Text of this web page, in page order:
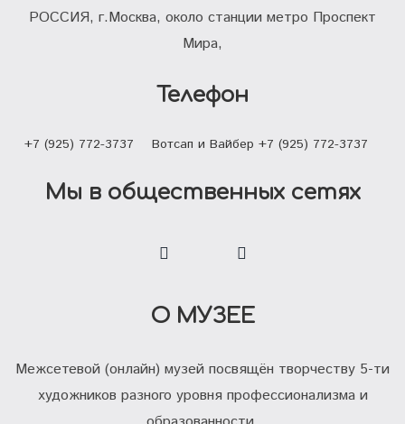
О МУЗЕЕ
Межсетевой (онлайн) музей посвящён творчеству 5-ти
художников разного уровня профессионализма и
РОССИЯ, г.Москва, около станции метро Проспект
Мира,
Телефон
+7 (925) 772-3737 Вотсап и Вайбер +7 (925) 772-3737
Мы в общественных сетях